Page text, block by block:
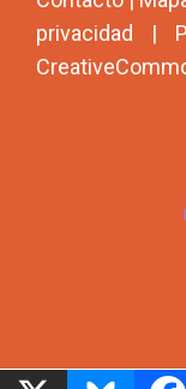
privacidad |